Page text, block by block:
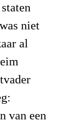
niet
al
van een